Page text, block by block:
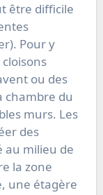
être difficile
Pour y
ou des
chambre du
murs. Les
des
au milieu de
la zone
une étagère